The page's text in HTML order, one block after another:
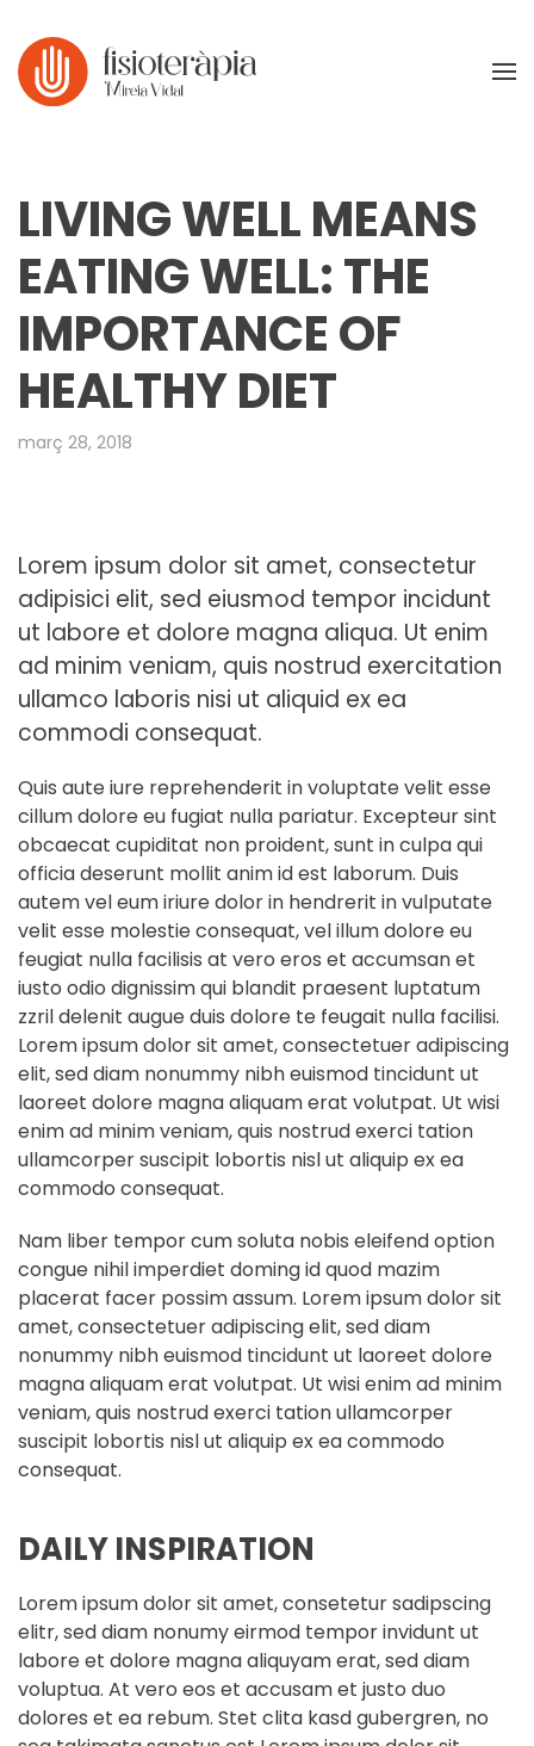
Skip to main content
LIVING WELL MEANS
EATING WELL: THE
IMPORTANCE OF
HEALTHY DIET
març 28, 2018
Lorem ipsum dolor sit amet, consectetur
adipisici elit, sed eiusmod tempor incidunt
ut labore et dolore magna aliqua. Ut enim
ad minim veniam, quis nostrud exercitation
ullamco laboris nisi ut aliquid ex ea
commodi consequat.
Quis aute iure reprehenderit in voluptate velit esse
cillum dolore eu fugiat nulla pariatur. Excepteur sint
obcaecat cupiditat non proident, sunt in culpa qui
officia deserunt mollit anim id est laborum. Duis
autem vel eum iriure dolor in hendrerit in vulputate
velit esse molestie consequat, vel illum dolore eu
feugiat nulla facilisis at vero eros et accumsan et
iusto odio dignissim qui blandit praesent luptatum
zzril delenit augue duis dolore te feugait nulla facilisi.
Lorem ipsum dolor sit amet, consectetuer adipiscing
elit, sed diam nonummy nibh euismod tincidunt ut
laoreet dolore magna aliquam erat volutpat. Ut wisi
enim ad minim veniam, quis nostrud exerci tation
ullamcorper suscipit lobortis nisl ut aliquip ex ea
commodo consequat.
Nam liber tempor cum soluta nobis eleifend option
congue nihil imperdiet doming id quod mazim
placerat facer possim assum. Lorem ipsum dolor sit
amet, consectetuer adipiscing elit, sed diam
nonummy nibh euismod tincidunt ut laoreet dolore
magna aliquam erat volutpat. Ut wisi enim ad minim
veniam, quis nostrud exerci tation ullamcorper
suscipit lobortis nisl ut aliquip ex ea commodo
consequat.
DAILY INSPIRATION
Lorem ipsum dolor sit amet, consetetur sadipscing
elitr, sed diam nonumy eirmod tempor invidunt ut
labore et dolore magna aliquyam erat, sed diam
voluptua. At vero eos et accusam et justo duo
dolores et ea rebum. Stet clita kasd gubergren, no